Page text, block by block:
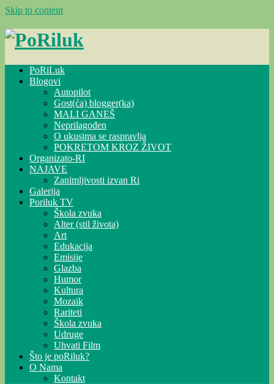
Skip to content
PoRiLuk
Blogovi
Autopilot
Gost(ća) blogger(ka)
MALI GANEŠ
Neprilagođen
O ukusima se raspravlja
POKRETOM KROZ ŽIVOT
Organizato-RI
NAJAVE
Zanimljivosti izvan Ri
Galerija
Poriluk TV
Škola zvuka
Alter (stil života)
Art
Edukacija
Emisije
Glazba
Humor
Kultura
Mozaik
Rariteti
Škola zvuka
Udruge
Uhvati Film
Što je poRiluk?
O Nama
Kontakt